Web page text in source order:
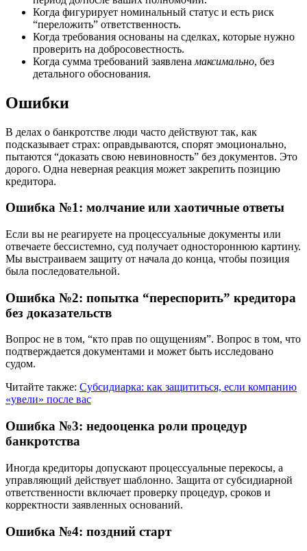
Когда фигурирует номинальный статус и есть риск
“переложить” ответственность.
Когда требования основаны на сделках, которые нужно
проверить на добросовестность.
Когда сумма требований заявлена максимально, без
детального обоснования.
Ошибки
В делах о банкротстве люди часто действуют так, как
подсказывает страх: оправдываются, спорят эмоционально,
пытаются “доказать свою невиновность” без документов. Это
дорого. Одна неверная реакция может закрепить позицию
кредитора.
Ошибка №1: молчание или хаотичные ответы
Если вы не реагируете на процессуальные документы или
отвечаете бессистемно, суд получает одностороннюю картину.
Мы выстраиваем защиту от начала до конца, чтобы позиция
была последовательной.
Ошибка №2: попытка “переспорить” кредитора
без доказательств
Вопрос не в том, “кто прав по ощущениям”. Вопрос в том, что
подтверждается документами и может быть исследовано
судом.
Читайте также: Субсидиарка: как защититься, если компанию
«увели» после вас
Ошибка №3: недооценка роли процедур
банкротства
Иногда кредиторы допускают процессуальные перекосы, а
управляющий действует шаблонно. Защита от субсидиарной
ответственности включает проверку процедур, сроков и
корректности заявленных оснований.
Ошибка №4: поздний старт